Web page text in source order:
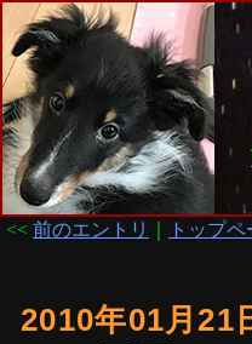
<< 前のエントリ トップペ
2010年01月21